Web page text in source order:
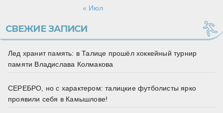
« Июл
СВЕЖИЕ ЗАПИСИ
Лед хранит память: в Талице прошёл хоккейный турнир
памяти Владислава Колмакова
СЕРЕБРО, но с характером: талицкие футболисты ярко
проявили себя в Камышлове!